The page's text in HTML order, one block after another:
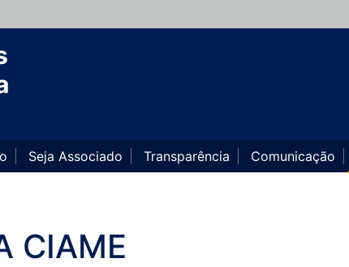
Seja Associado Transparência Comunicação
CIAME